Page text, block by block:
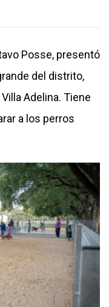
Posse, presentó
del distrito,
Adelina. Tiene
a los perros